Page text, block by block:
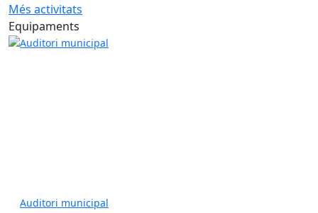
Més activitats
Equipaments
Auditori municipal